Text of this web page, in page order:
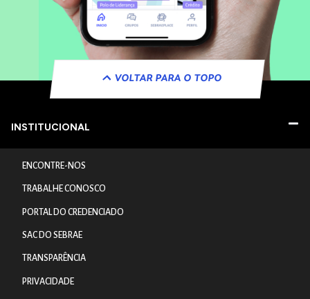
VOLTAR PARA O TOPO
INSTITUCIONAL
ENCONTRE-NOS
TRABALHE CONOSCO
PORTAL DO CREDENCIADO
SAC DO SEBRAE
TRANSPARÊNCIA
PRIVACIDADE